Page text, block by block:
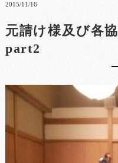
2015/11/16
元請け様及び各
part2